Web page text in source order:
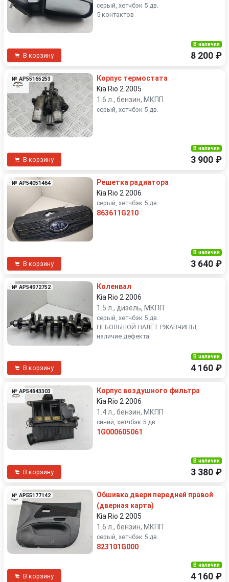
серый, хетчбэк 5 дв.
5 контактов
В корзину
В наличии
8 200 ₽
№ AP55165253
Корпус термостата
Kia Rio 2 2005
1.6 л., бензин, МКПП
серый, хетчбэк 5 дв.
В корзину
В наличии
3 900 ₽
№ AP54051464
Решетка радиатора
Kia Rio 2 2006
серый, хетчбэк 5 дв.
863611G210
В корзину
В наличии
3 640 ₽
№ AP54972752
Коленвал
Kia Rio 2 2006
1.5 л., дизель, МКПП
серый, хетчбэк 5 дв.
НЕБОЛЬШОЙ НАЛЁТ РЖАВЧИНЫ,
наличие дефекта
В корзину
В наличии
4 160 ₽
№ AP54843303
Корпус воздушного фильтра
Kia Rio 2 2006
1.4 л., бензин, МКПП
синий, хетчбэк 5 дв.
1G000605061
В корзину
В наличии
3 380 ₽
№ AP55177142
Обшивка двери передней правой
(дверная карта)
Kia Rio 2 2005
1.6 л., бензин, МКПП
серый, хетчбэк 5 дв.
823101G000
В корзину
В наличии
4 160 ₽